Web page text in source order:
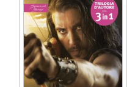
Calendario